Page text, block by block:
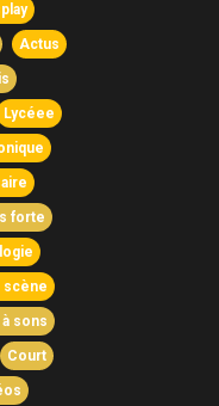
Actus
Lycéee
forte
scène
à sons
Court